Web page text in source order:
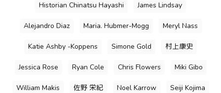
Historian Chinatsu Hayashi James Lindsay
Alejandro Diaz Maria. Hubmer-Mogg Meryl Nass
Katie Ashby -Koppens Simone Gold 村上康史
Jessica Rose Ryan Cole Chris Flowers Miki Gibo
William Makis 佐野 栄紀 Noel Karrow Seiji Kojima